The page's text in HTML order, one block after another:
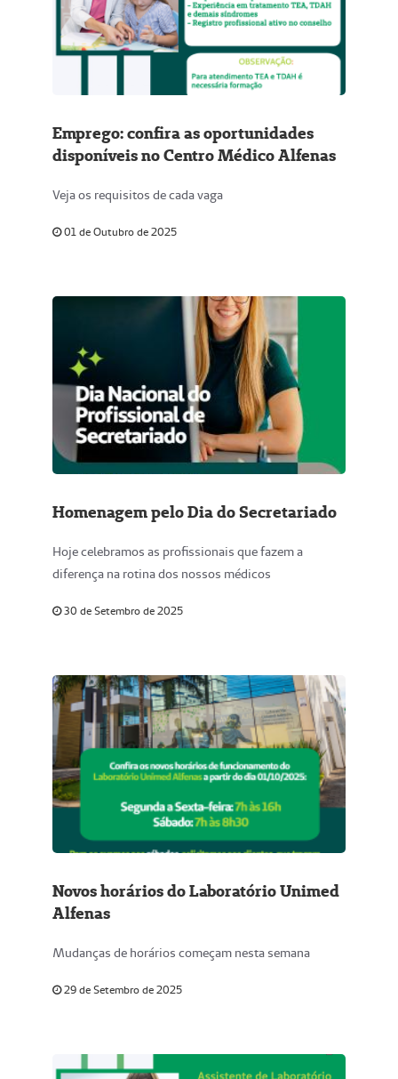
Emprego: confira as oportunidades
disponíveis no Centro Médico Alfenas
Veja os requisitos de cada vaga
01 de Outubro de 2025
Homenagem pelo Dia do Secretariado
Hoje celebramos as profissionais que fazem a
diferença na rotina dos nossos médicos
30 de Setembro de 2025
Novos horários do Laboratório Unimed
Alfenas
Mudanças de horários começam nesta semana
29 de Setembro de 2025